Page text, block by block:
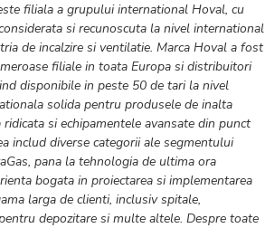
filiala a grupului international Hoval, cu
si recunoscuta la nivel international
de incalzire si ventilatie. Marca Hoval a fost
filiale in toata Europa si distribuitori
disponibile in peste 50 de tari la nivel
solida pentru produsele de inalta
si echipamentele avansate din punct
includ diverse categorii ale segmentului
pana la tehnologia de ultima ora
bogata in proiectarea si implementarea
larga de clienti, inclusiv spitale,
depozitare si multe altele. Despre toate